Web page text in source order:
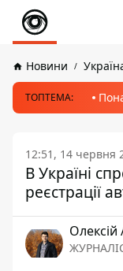
Новини
ТОПТЕМА:
12:51, 14 червня
В Україні
реєстрації